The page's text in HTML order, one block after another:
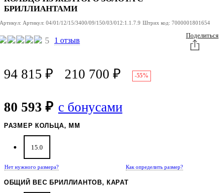
БРИЛЛИАНТАМИ
Артикул: Артикул: 04/01/12/15/3400/09/150/03/012:1.1.7.9 Штрих код: 7000001801654
5 1 отзыв
Поделиться
94 815 ₽ 210 700 ₽ -55%
80 593 ₽ с бонусами
РАЗМЕР КОЛЬЦА, ММ
15.0
Нет нужного размера? Как определить размер?
ОБЩИЙ ВЕС БРИЛЛИАНТОВ, КАРАТ